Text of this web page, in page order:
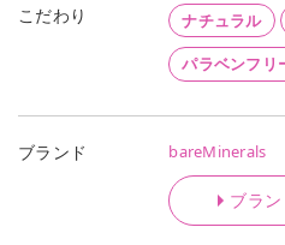
こだわり ナチュラル
パラベンフリ
ブランド bareMinerals
ブラ